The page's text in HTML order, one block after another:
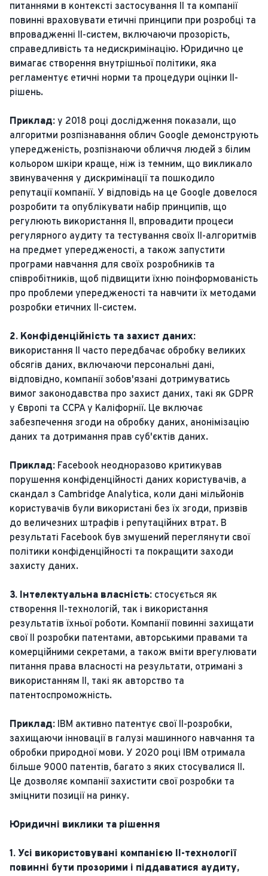
питаннями в контексті застосування ІІ та компанії
повинні враховувати етичні принципи при розробці та
впровадженні ІІ-систем, включаючи прозорість,
справедливість та недискримінацію. Юридично це
вимагає створення внутрішньої політики, яка
регламентує етичні норми та процедури оцінки ІІ-
рішень.
Приклад: у 2018 році дослідження показали, що
алгоритми розпізнавання облич Google демонструють
упередженість, розпізнаючи обличчя людей з білим
кольором шкіри краще, ніж із темним, що викликало
звинувачення у дискримінації та пошкодило
репутації компанії. У відповідь на це Google довелося
розробити та опублікувати набір принципів, що
регулюють використання ІІ, впровадити процеси
регулярного аудиту та тестування своїх ІІ-алгоритмів
на предмет упередженості, а також запустити
програми навчання для своїх розробників та
співробітників, щоб підвищити їхню поінформованість
про проблеми упередженості та навчити їх методами
розробки етичних ІІ-систем.
2. Конфіденційність та захист даних:
використання ІІ часто передбачає обробку великих
обсягів даних, включаючи персональні дані,
відповідно, компанії зобов'язані дотримуватись
вимог законодавства про захист даних, такі як GDPR
у Європі та CCPA у Каліфорнії. Це включає
забезпечення згоди на обробку даних, анонімізацію
даних та дотримання прав суб'єктів даних.
Приклад: Facebook неодноразово критикував
порушення конфіденційності даних користувачів, а
скандал з Cambridge Analytica, коли дані мільйонів
користувачів були використані без їх згоди, призвів
до величезних штрафів і репутаційних втрат. В
результаті Facebook був змушений переглянути свої
політики конфіденційності та покращити заходи
захисту даних.
3. Інтелектуальна власність: стосується як
створення ІІ-технологій, так і використання
результатів їхньої роботи. Компанії повинні захищати
свої ІІ розробки патентами, авторськими правами та
комерційними секретами, а також вміти врегулювати
питання права власності на результати, отримані з
використанням ІІ, такі як авторство та
патентоспроможність.
Приклад: IBM активно патентує свої ІІ-розробки,
захищаючи інновації в галузі машинного навчання та
обробки природної мови. У 2020 році IBM отримала
більше 9000 патентів, багато з яких стосувалися ІІ.
Це дозволяє компанії захистити свої розробки та
зміцнити позиції на ринку.
Юридичні виклики та рішення
1. Усі використовувані компанією ІІ-технології
повинні бути прозорими і піддаватися аудиту,